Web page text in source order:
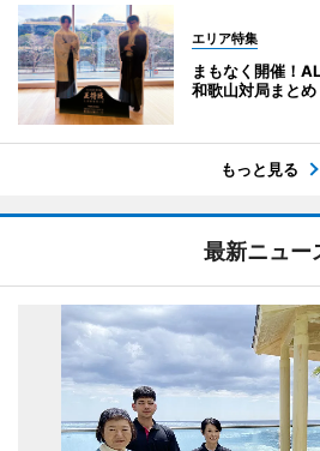
エリア特集
まもなく開催！
和歌山対局まとめ
もっと見る
最新ニュー